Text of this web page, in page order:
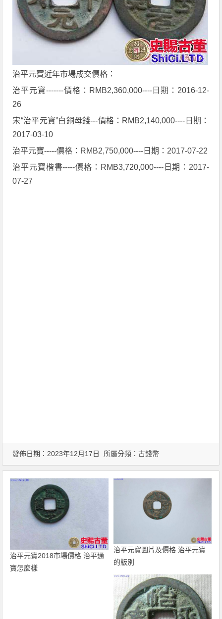
治平元寶近年市場成交價格：
治平元寶-------價格：RMB2,360,000----日期：2016-12-
26
宋“治平元寶”白銅母錢---價格：RMB2,140,000----日期：
2017-03-10
治平元寶-----價格：RMB2,750,000----日期：2017-07-22
治平元寶楷書-----價格：RMB3,720,000----日期：2017-
07-27
發佈日期：2023年12月17日 所屬分類：古錢幣
治平元寶2018市場價格 治平通
寶怎麼樣
治平元寶圖片及價格 治平元寶
的版別